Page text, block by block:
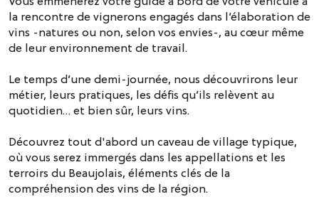
la rencontre de vignerons engagés dans l’élaboration de
vins -natures ou non, selon vos envies-, au cœur même
de leur environnement de travail.
Le temps d’une demi-journée, nous découvrirons leur
métier, leurs pratiques, les défis qu’ils relèvent au
quotidien… et bien sûr, leurs vins.
Découvrez tout d'abord un caveau de village typique,
où vous serez immergés dans les appellations et les
terroirs du Beaujolais, éléments clés de la
compréhension des vins de la région.